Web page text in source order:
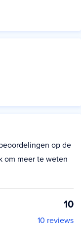
op de
om meer te weten
10
10 reviews